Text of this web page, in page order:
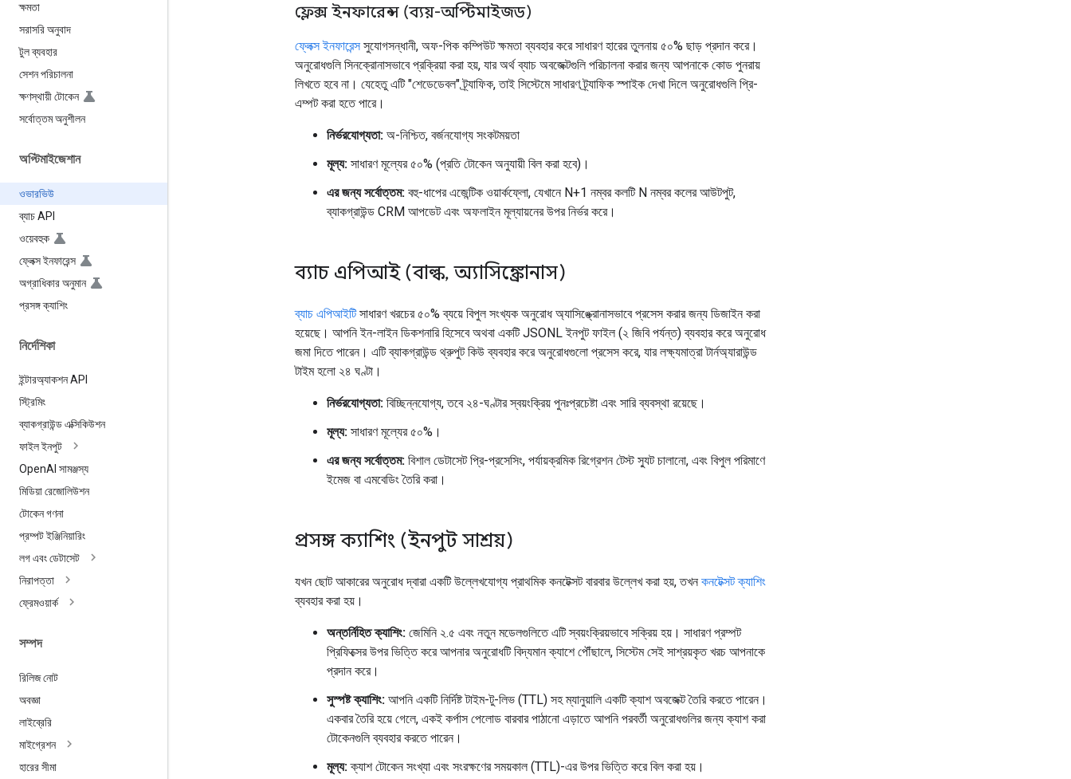
ক্ষমতা
সরাসরি অনুবাদ
টুল ব্যবহার
সেশন পরিচালনা
ক্ষণস্থায়ী টোকেন
সর্বোত্তম অনুশীলন
অপ্টিমাইজেশান
ওভারভিউ
ব্যাচ API
ওয়েবহুক
ফ্লেক্স ইনফারেন্স
অগ্রাধিকার অনুমান
প্রসঙ্গ ক্যাশিং
নির্দেশিকা
ইন্টারঅ্যাকশন API
স্ট্রিমিং
ব্যাকগ্রাউন্ড এক্সিকিউশন
ফাইল ইনপুট
OpenAI সামঞ্জস্য
মিডিয়া রেজোলিউশন
টোকেন গণনা
প্রম্পট ইঞ্জিনিয়ারিং
লগ এবং ডেটাসেট
নিরাপত্তা
ফ্রেমওয়ার্ক
সম্পদ
রিলিজ নোট
অবজ্ঞা
লাইব্রেরি
মাইগ্রেশন
হারের সীমা
ফ্লেক্স ইনফারেন্স (ব্যয়-অপ্টিমাইজড)
ফ্লেক্স ইনফারেন্সসুযোগসন্ধানী, অফ-পিক কম্পিউট ক্ষমতা ব্যবহার করে সাধারণ হারের তুলনায় ৫০% ছাড় প্রদান করে।
অনুরোধগুলি সিনক্রোনাসভাবে প্রক্রিয়া করা হয়, যার অর্থ ব্যাচ অবজেক্টগুলি পরিচালনা করার জন্য আপনাকে কোড পুনরায়
লিখতে হবে না। যেহেতু এটি "শেডেডেবল" ট্র্যাফিক, তাই সিস্টেমে সাধারণ ট্র্যাফিক স্পাইক দেখা দিলে অনুরোধগুলি প্রি-
এম্পট করা হতে পারে।
নির্ভরযোগ্যতা: অ-নিশ্চিত, বর্জনযোগ্য সংকটময়তা
মূল্য: সাধারণ মূল্যের ৫০% (প্রতি টোকেন অনুযায়ী বিল করা হবে)।
এর জন্য সর্বোত্তম: বহু-ধাপের এজেন্টিক ওয়ার্কফ্লো, যেখানে N+1 নম্বর কলটি N নম্বর কলের আউটপুট,
ব্যাকগ্রাউন্ড CRM আপডেট এবং অফলাইন মূল্যায়নের উপর নির্ভর করে।
ব্যাচ এপিআই (বাল্ক, অ্যাসিঙ্ক্রোনাস)
ব্যাচ এপিআইটিসাধারণ খরচের ৫০% ব্যয়ে বিপুল সংখ্যক অনুরোধ অ্যাসিঙ্ক্রোনাসভাবে প্রসেস করার জন্য ডিজাইন করা
হয়েছে। আপনি ইন-লাইন ডিকশনারি হিসেবে অথবা একটি JSONL ইনপুট ফাইল (২ জিবি পর্যন্ত) ব্যবহার করে অনুরোধ
জমা দিতে পারেন। এটি ব্যাকগ্রাউন্ড থ্রুপুট কিউ ব্যবহার করে অনুরোধগুলো প্রসেস করে, যার লক্ষ্যমাত্রা টার্নঅ্যারাউন্ড
টাইম হলো ২৪ ঘণ্টা।
নির্ভরযোগ্যতা: বিচ্ছিন্নযোগ্য, তবে ২৪-ঘণ্টার স্বয়ংক্রিয় পুনঃপ্রচেষ্টা এবং সারি ব্যবস্থা রয়েছে।
মূল্য: সাধারণ মূল্যের ৫০%।
এর জন্য সর্বোত্তম: বিশাল ডেটাসেট প্রি-প্রসেসিং, পর্যায়ক্রমিক রিগ্রেশন টেস্ট স্যুট চালানো, এবং বিপুল পরিমাণে
ইমেজ বা এমবেডিং তৈরি করা।
প্রসঙ্গ ক্যাশিং (ইনপুট সাশ্রয়)
যখন ছোট আকারের অনুরোধ দ্বারা একটি উল্লেখযোগ্য প্রাথমিক কনটেক্সট বারবার উল্লেখ করা হয়, তখন কনটেক্সট ক্যাশিং
ব্যবহার করা হয়।
অন্তর্নিহিত ক্যাশিং: জেমিনি ২.৫ এবং নতুন মডেলগুলিতে এটি স্বয়ংক্রিয়ভাবে সক্রিয় হয়। সাধারণ প্রম্পট
প্রিফিক্সের উপর ভিত্তি করে আপনার অনুরোধটি বিদ্যমান ক্যাশে পৌঁছালে, সিস্টেম সেই সাশ্রয়কৃত খরচ আপনাকে
প্রদান করে।
সুস্পষ্ট ক্যাশিং: আপনি একটি নির্দিষ্ট টাইম-টু-লিভ (TTL) সহ ম্যানুয়ালি একটি ক্যাশ অবজেক্ট তৈরি করতে পারেন।
একবার তৈরি হয়ে গেলে, একই কর্পাস পেলোড বারবার পাঠানো এড়াতে আপনি পরবর্তী অনুরোধগুলির জন্য ক্যাশ করা
টোকেনগুলি ব্যবহার করতে পারেন।
মূল্য:ক্যাশ টোকেন সংখ্যা এবং সংরক্ষণের সময়কাল (TTL)-এর উপর ভিত্তি করে বিল করা হয়।